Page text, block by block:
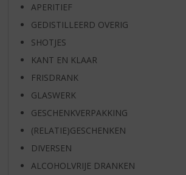
APERITIEF
GEDISTILLEERD OVERIG
SHOTJES
KANT EN KLAAR
FRISDRANK
GLASWERK
GESCHENKVERPAKKING
(RELATIE)GESCHENKEN
DIVERSEN
ALCOHOLVRIJE DRANKEN